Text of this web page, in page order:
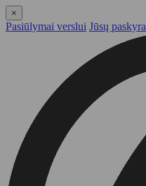
×
Pasiūlymai verslui Jūsų paskyra